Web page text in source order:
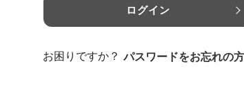
ログイン
お困りですか？ パスワードをお忘れの方